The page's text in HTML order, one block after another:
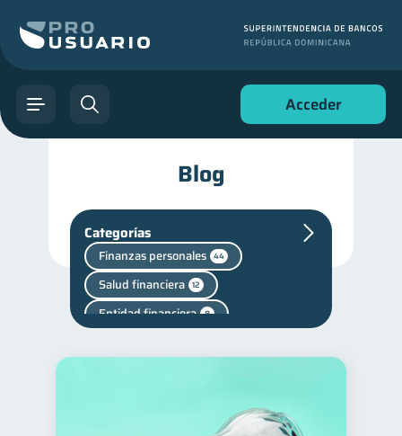
Acceder
Blog
Categorías
Finanzas personales 44
Salud financiera 12
Entidad financiera 8
31